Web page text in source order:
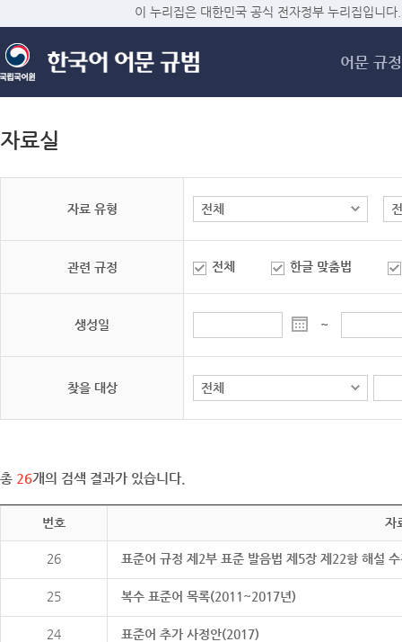
메
이 누리집은 대한민국 공식 전자정부 누리집입니다.
어문 규정
자료실
자료 유형
관련 규정 전체 한글 맞춤법
생성일 ~
찾을 대상
총 26개의 검색 결과가 있습니다.
번호 자
26 표준어 규정 제2부 표준 발음법 제5장 제22항 해설
25 복수 표준어 목록(2011~2017년)
24 표준어 추가 사정안(2017)